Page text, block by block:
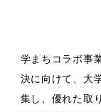
学まちコラボ事
決に向けて、大
集し、優れた取